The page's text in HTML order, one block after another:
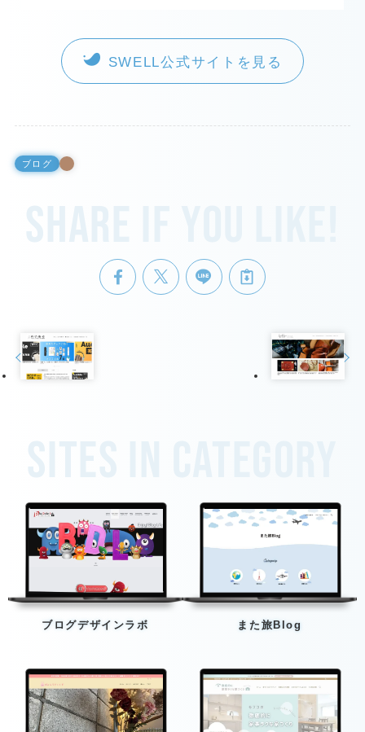
SWELL公式サイトを見る
ブログ
Share if you like!
Sites in category
ブログデザインラボ また旅Blog